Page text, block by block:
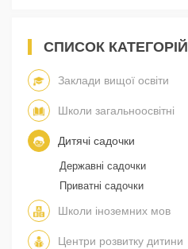
СПИСОК КАТЕГОРІЙ
Заклади вищої освіти
Школи загальноосвітні
Дитячі садочки
Державні садочки
Приватні садочки
Школи іноземних мов
Центри розвитку дитини